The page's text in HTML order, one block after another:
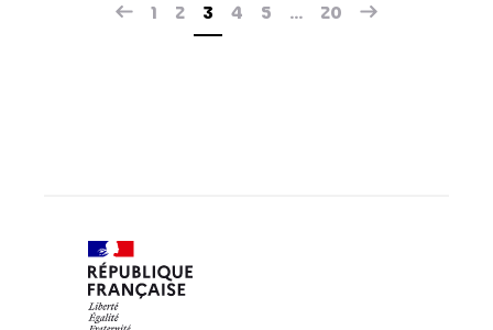
1 2 3 4 5 … 20